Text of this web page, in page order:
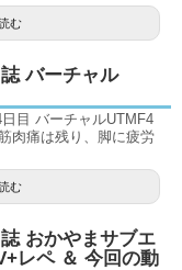
む
バーチャル
目 バーチャルUTMF4
肉痛は残り、脚に疲労
む
おかやまサブエ
レペ ＆ 今回の動